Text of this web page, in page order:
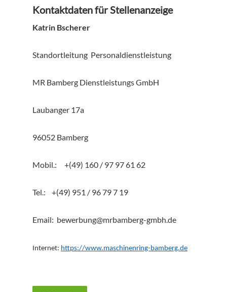
Kontaktdaten für Stellenanzeige
Katrin Bscherer
Standortleitung Personaldienstleistung
MR Bamberg Dienstleistungs GmbH
Laubanger 17a
96052 Bamberg
Mobil.: +(49) 160 / 97 97 61 62
Tel.: +(49) 951 / 96 79 7 19
Email: bewerbung@mrbamberg-gmbh.de
Internet: https://www.maschinenring-bamberg.de